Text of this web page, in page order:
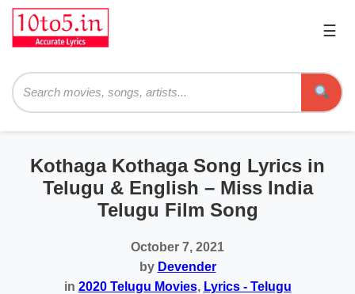
☰
Kothaga Kothaga Song Lyrics in
Telugu & English – Miss India
Telugu Film Song
October 7, 2021
by Devender
in 2020 Telugu Movies, Lyrics - Telugu